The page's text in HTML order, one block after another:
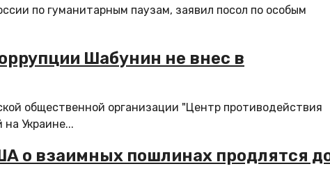
по гуманитарным паузам, заявил посол по особым
Шабунин не внес в
общественной организации "Центр противодействия
Украине...
о взаимных пошлинах продлятся